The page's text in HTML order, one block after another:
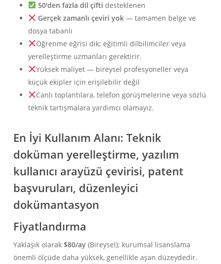
50'den fazla dil çifti desteklenen
Gerçek zamanlı çeviri yok— tamamen belge ve
dosya tabanlı
Öğrenme eğrisi dik; eğitimli dilbilimciler veya
yerelleştirme uzmanları gerektirir.
Yüksek maliyet — bireysel profesyoneller veya
küçük ekipler için erişilebilir değil
Canlı toplantılara, telefon görüşmelerine veya sözlü
teknik tartışmalara yardımcı olamayız.
En İyi Kullanım Alanı: Teknik
doküman yerelleştirme, yazılım
kullanıcı arayüzü çevirisi, patent
başvuruları, düzenleyici
dokümantasyon
Fiyatlandırma
Yaklaşık olarak $80/ay(Bireysel); kurumsal lisanslama
önemli ölçüde daha yüksek, genellikle aşan düzeydedir.